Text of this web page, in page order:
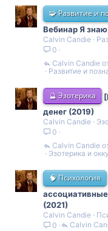
🧩 Развитие и
Вебинар Я
Calvin Candie
0
Развитие и
Calvin Candie
🔮 Эзотерика
денег (2019)
Calvin Candie
0
Эзотерика и
Calvin Candie
🧠 Психология
(2021)
Calvin Candie
0
Calvin